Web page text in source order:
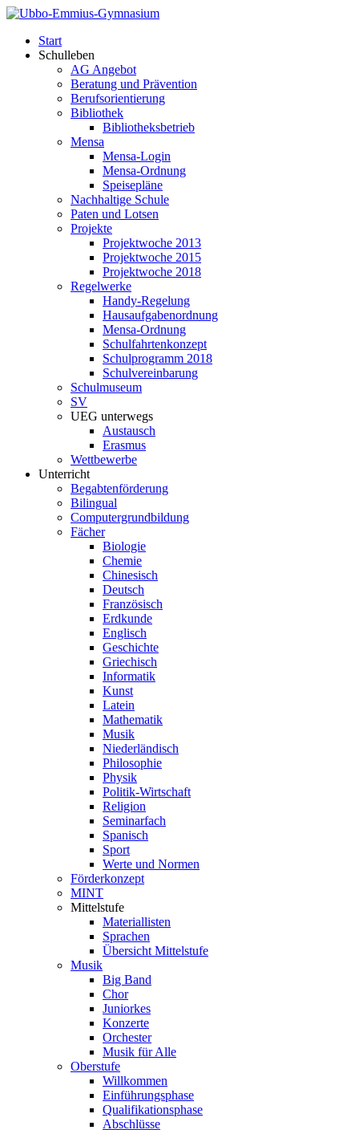
Start
Schulleben
AG Angebot
Beratung und Prävention
Berufsorientierung
Bibliothek
Bibliotheksbetrieb
Mensa
Mensa-Login
Mensa-Ordnung
Speisepläne
Nachhaltige Schule
Paten und Lotsen
Projekte
Projektwoche 2013
Projektwoche 2015
Projektwoche 2018
Regelwerke
Handy-Regelung
Hausaufgabenordnung
Mensa-Ordnung
Schulfahrtenkonzept
Schulprogramm 2018
Schulvereinbarung
Schulmuseum
SV
UEG unterwegs
Austausch
Erasmus
Wettbewerbe
Unterricht
Begabtenförderung
Bilingual
Computergrundbildung
Fächer
Biologie
Chemie
Chinesisch
Deutsch
Französisch
Erdkunde
Englisch
Geschichte
Griechisch
Informatik
Kunst
Latein
Mathematik
Musik
Niederländisch
Philosophie
Physik
Politik-Wirtschaft
Religion
Seminarfach
Spanisch
Sport
Werte und Normen
Förderkonzept
MINT
Mittelstufe
Materiallisten
Sprachen
Übersicht Mittelstufe
Musik
Big Band
Chor
Juniorkes
Konzerte
Orchester
Musik für Alle
Oberstufe
Willkommen
Einführungsphase
Qualifikationsphase
Abschlüsse